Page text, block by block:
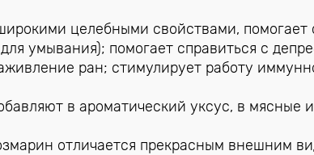
целебными свойствами, помогает
умывания); помогает справиться с
ран; стимулирует работу
в ароматический уксус, в
отличается прекрасным внешним